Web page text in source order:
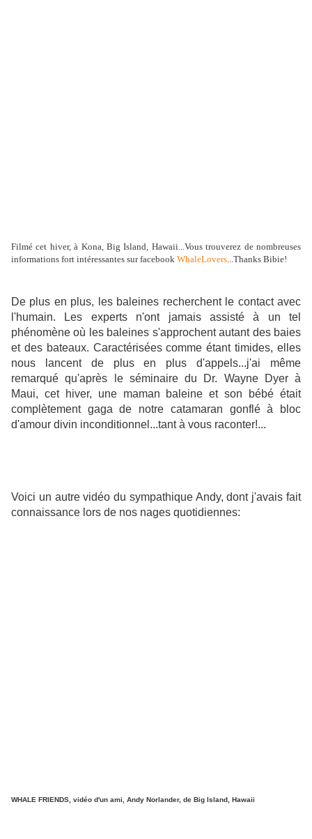
Filmé cet hiver, à Kona, Big Island, Hawaii...Vous trouverez de nombreuses
informations fort intéressantes sur facebook WhaleLovers...Thanks Bibie!
De plus en plus, les baleines recherchent le contact avec
l'humain. Les experts n'ont jamais assisté à un tel
phénomène où les baleines s'approchent autant des baies
et des bateaux. Caractérisées comme étant timides, elles
nous lancent de plus en plus d'appels...j'ai même
remarqué qu'après le séminaire du Dr. Wayne Dyer à
Maui, cet hiver, une maman baleine et son bébé était
complètement gaga de notre catamaran gonflé à bloc
d'amour divin inconditionnel...tant à vous raconter!...
Voici un autre vidéo du sympathique Andy, dont j'avais fait
connaissance lors de nos nages quotidiennes:
WHALE FRIENDS, vidéo d'un ami, Andy Norlander, de Big Island, Hawaii